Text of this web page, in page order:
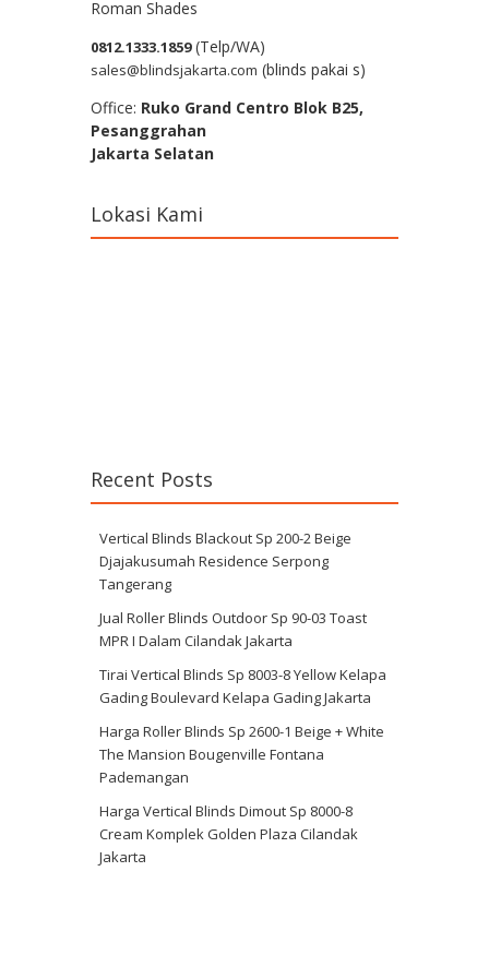
Roman Shades
0812.1333.1859 (Telp/WA)
sales@blindsjakarta.com (blinds pakai s)
Office: Ruko Grand Centro Blok B25,
Pesanggrahan
Jakarta Selatan
Lokasi Kami
Recent Posts
Vertical Blinds Blackout Sp 200-2 Beige
Djajakusumah Residence Serpong
Tangerang
Jual Roller Blinds Outdoor Sp 90-03 Toast
MPR I Dalam Cilandak Jakarta
Tirai Vertical Blinds Sp 8003-8 Yellow Kelapa
Gading Boulevard Kelapa Gading Jakarta
Harga Roller Blinds Sp 2600-1 Beige + White
The Mansion Bougenville Fontana
Pademangan
Harga Vertical Blinds Dimout Sp 8000-8
Cream Komplek Golden Plaza Cilandak
Jakarta